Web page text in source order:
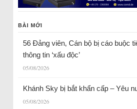
BÀI MỚI
56 Đảng viên, Cán bộ bị cáo buộc
thông tin ‘xấu độc’
05/08/2026
Khánh Sky bị bắt khẩn cấp – Yêu
05/08/2026